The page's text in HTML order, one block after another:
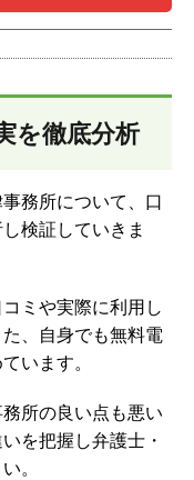
を徹底分析
務所について、口
検証していきま
ミや実際に利用し
た、自身でも無料電
います。
所の良い点も悪い
を把握し弁護士・
。